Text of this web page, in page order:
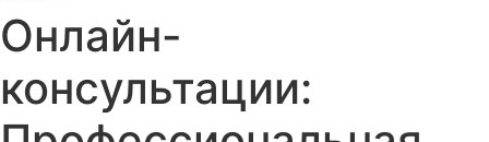
Онлайн-
консультации: